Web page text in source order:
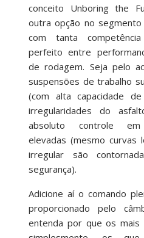
conceito Unboring the
outra opção no
com tanta
perfeito entre
de rodagem. Seja pelo
suspensões de trabalho
(com alta capacidade
irregularidades do
absoluto controle em
elevadas (mesmo curvas
irregular são
segurança).
Adicione aí o comando
proporcionado pelo
entenda por que os mais